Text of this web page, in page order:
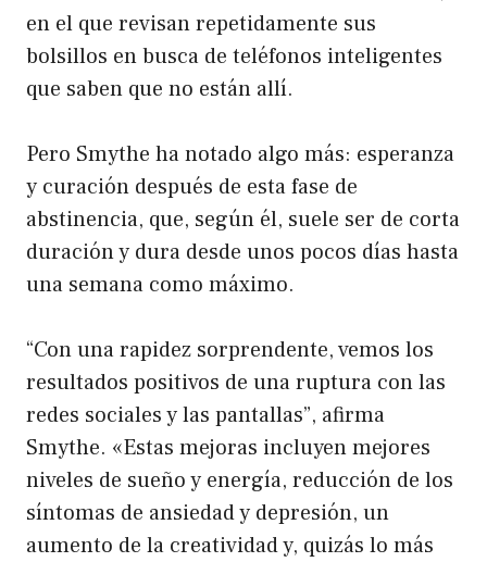
en el que revisan repetidamente sus
bolsillos en busca de teléfonos inteligentes
que saben que no están allí.
Pero Smythe ha notado algo más: esperanza
y curación después de esta fase de
abstinencia, que, según él, suele ser de corta
duración y dura desde unos pocos días hasta
una semana como máximo.
“Con una rapidez sorprendente, vemos los
resultados positivos de una ruptura con las
redes sociales y las pantallas”, afirma
Smythe. «Estas mejoras incluyen mejores
niveles de sueño y energía, reducción de los
síntomas de ansiedad y depresión, un
aumento de la creatividad y, quizás lo más